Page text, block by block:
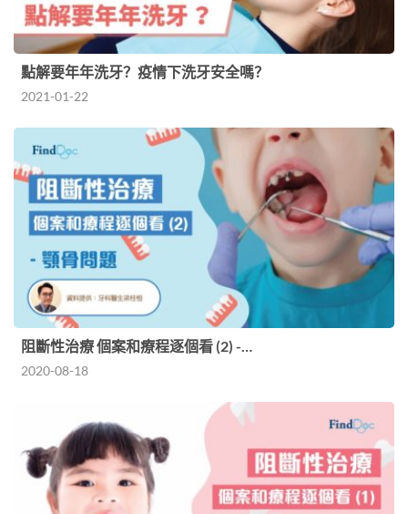
點解要年年洗牙？疫情下洗牙安全嗎？
2021-01-22
阻斷性治療 個案和療程逐個看 (2) -…
2020-08-18